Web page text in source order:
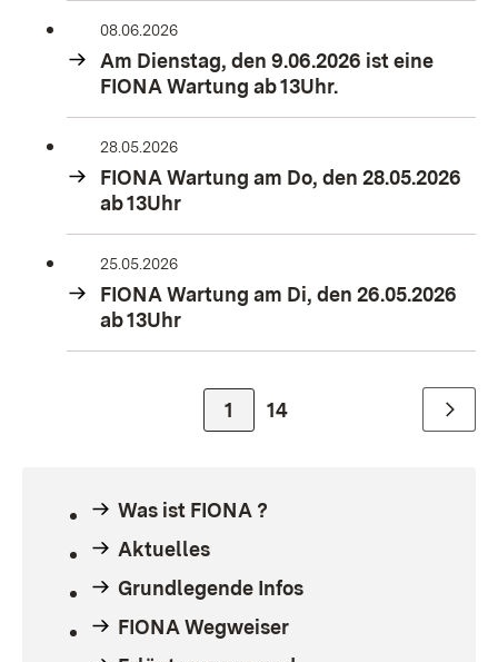
08.06.2026
Am Dienstag, den 9.06.2026 ist eine
FIONA Wartung ab 13Uhr.
28.05.2026
FIONA Wartung am Do, den 28.05.2026
ab 13Uhr
25.05.2026
FIONA Wartung am Di, den 26.05.2026
ab 13Uhr
Zur Seite
1 Zur Seite
14 Weiter
Was ist FIONA ?
Aktuelles
Grundlegende Infos
FIONA Wegweiser